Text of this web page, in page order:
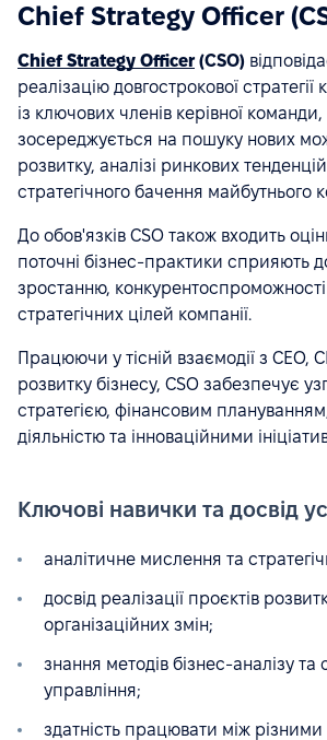
Chief Strategy Officer
Chief Strategy Officer (CSO)
реалізацію довгострокової стратегії
із ключових членів керівної команди,
зосереджується на пошуку нових
розвитку, аналізі ринкових
стратегічного бачення майбутнього
До обов'язків CSO також входить
поточні бізнес-практики сприяють
зростанню,
стратегічних цілей компанії.
Працюючи у тісній взаємодії з CEO,
розвитку бізнесу, CSO забезпечує
стратегією, фінансовим
діяльністю та інноваційними
Ключові навички та досвід
аналітичне мислення та
досвід реалізації проєктів
організаційних змін;
знання методів бізнес-аналізу та
управління;
здатність працювати між різними